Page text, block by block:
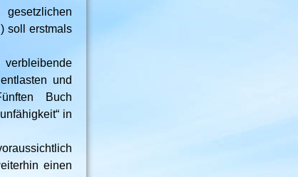
soll erstmals
und
Buch
in
einen